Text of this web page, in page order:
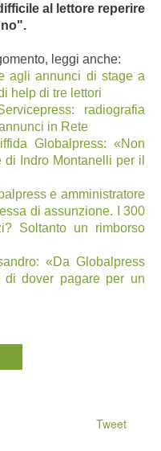
al lettore reperire
leggi anche:
agli annunci di stage a
help di tre lettori
radiografia
in Rete
Globalpress: «Non
Indro Montanelli per il
e amministratore
di assunzione. I 300
Soltanto un rimborso
«Da Globalpress
di dover pagare per un
Tweet